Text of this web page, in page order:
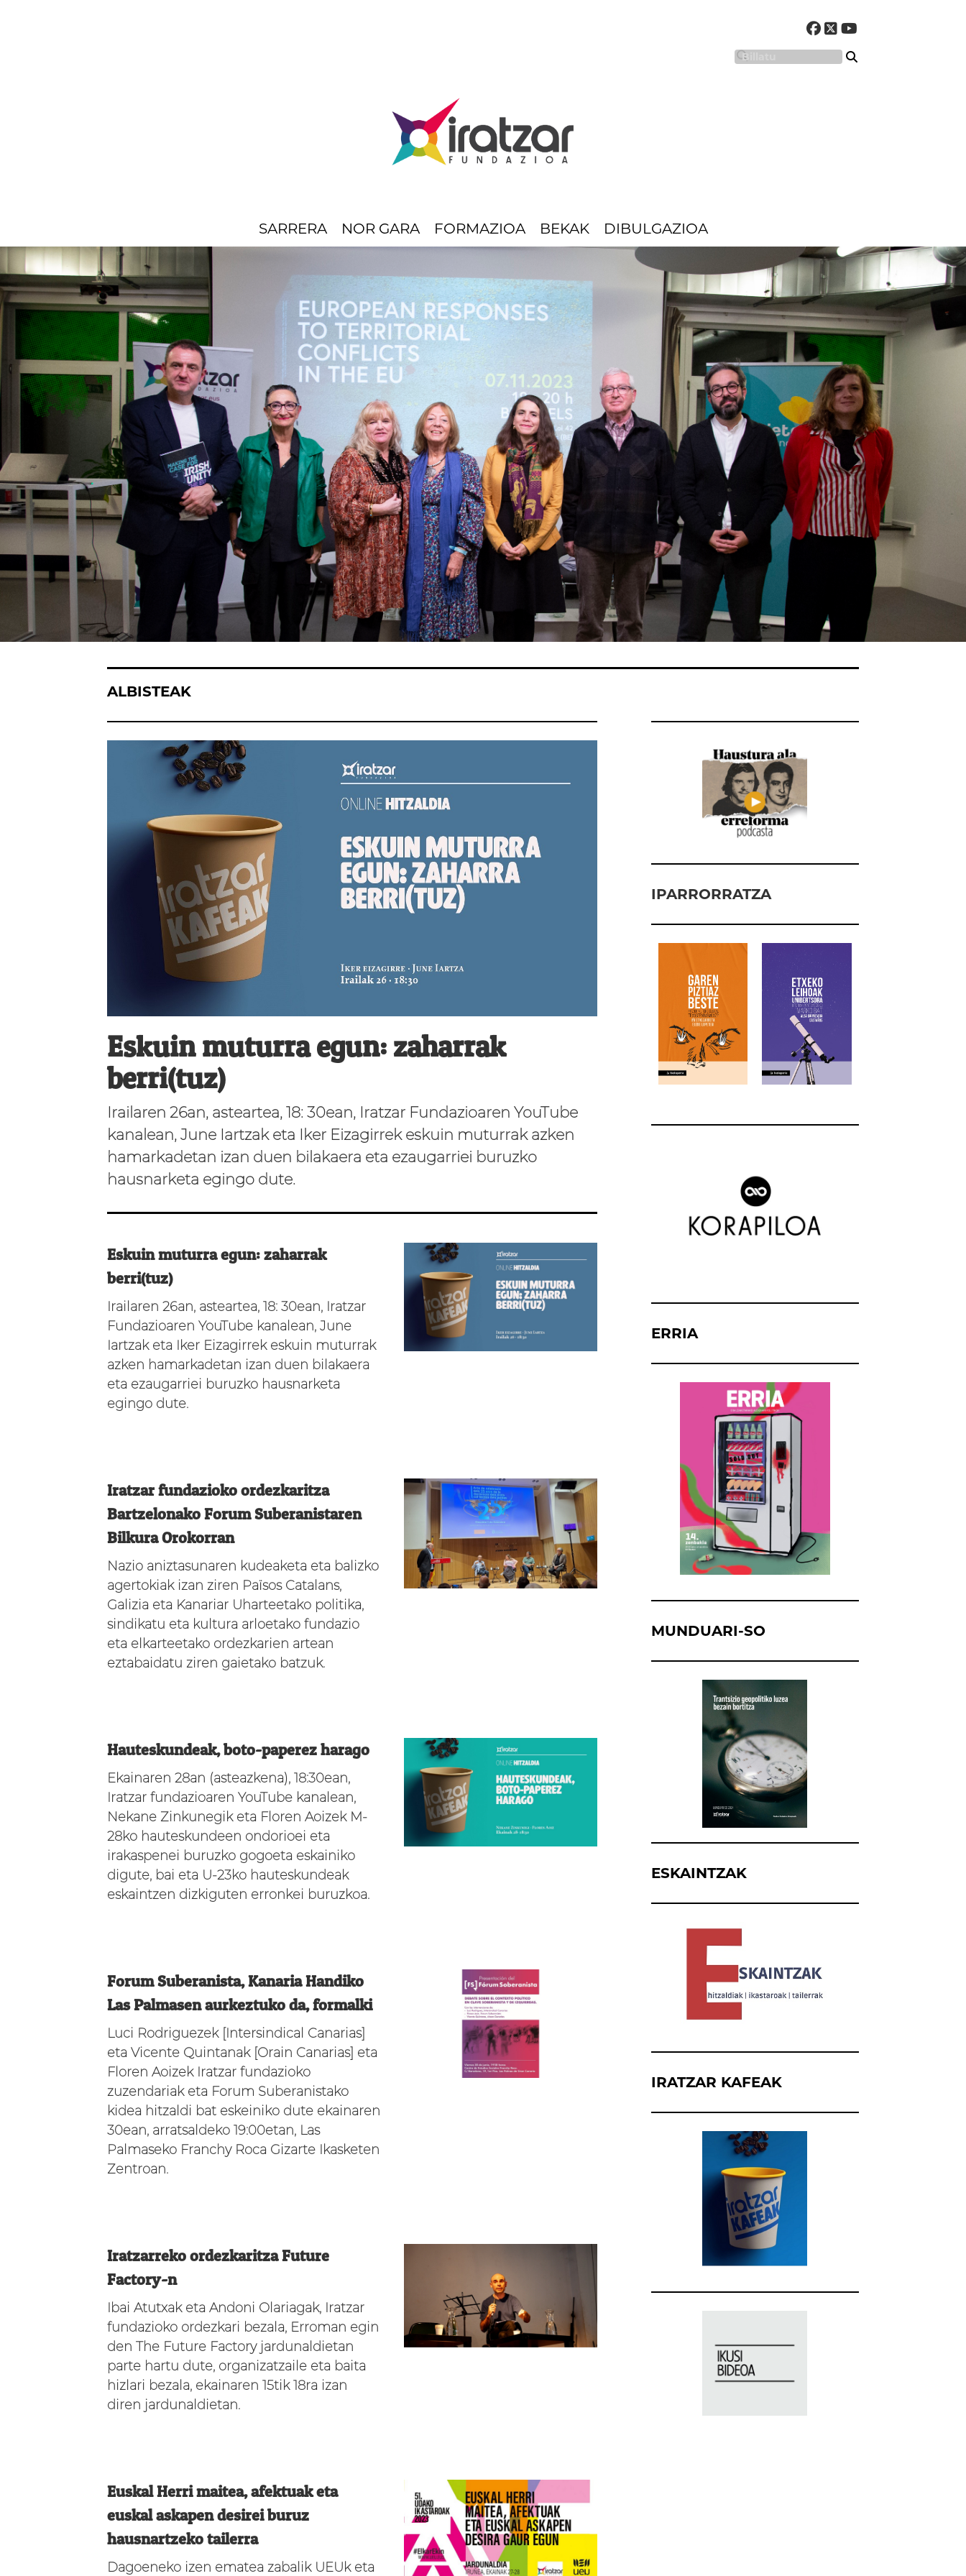
SARRERA NOR GARA FORMAZIOA BEKAK DIBULGAZIOA
ALBISTEAK
Eskuin muturra egun: zaharrak
berri(tuz)
Irailaren 26an, asteartea, 18: 30ean, Iratzar Fundazioaren YouTube
kanalean, June Iartzak eta Iker Eizagirrek eskuin muturrak azken
hamarkadetan izan duen bilakaera eta ezaugarriei buruzko
hausnarketa egingo dute.
Eskuin muturra egun: zaharrak
berri(tuz)
Irailaren 26an, asteartea, 18: 30ean, Iratzar
Fundazioaren YouTube kanalean, June
Iartzak eta Iker Eizagirrek eskuin muturrak
azken hamarkadetan izan duen bilakaera
eta ezaugarriei buruzko hausnarketa
egingo dute.
Iratzar fundazioko ordezkaritza
Bartzelonako Forum Suberanistaren
Bilkura Orokorran
Nazio aniztasunaren kudeaketa eta balizko
agertokiak izan ziren Països Catalans,
Galizia eta Kanariar Uharteetako politika,
sindikatu eta kultura arloetako fundazio
eta elkarteetako ordezkarien artean
eztabaidatu ziren gaietako batzuk.
Hauteskundeak, boto-paperez harago
Ekainaren 28an (asteazkena), 18:30ean,
Iratzar fundazioaren YouTube kanalean,
Nekane Zinkunegik eta Floren Aoizek M-
28ko hauteskundeen ondorioei eta
irakaspenei buruzko gogoeta eskainiko
digute, bai eta U-23ko hauteskundeak
eskaintzen dizkiguten erronkei buruzkoa.
Forum Suberanista, Kanaria Handiko
Las Palmasen aurkeztuko da, formalki
Luci Rodriguezek [Intersindical Canarias]
eta Vicente Quintanak [Orain Canarias] eta
Floren Aoizek Iratzar fundazioko
zuzendariak eta Forum Suberanistako
kidea hitzaldi bat eskeiniko dute ekainaren
30ean, arratsaldeko 19:00etan, Las
Palmaseko Franchy Roca Gizarte Ikasketen
Zentroan.
Iratzarreko ordezkaritza Future
Factory-n
Ibai Atutxak eta Andoni Olariagak, Iratzar
fundazioko ordezkari bezala, Erroman egin
den The Future Factory jardunaldietan
parte hartu dute, organizatzaile eta baita
hizlari bezala, ekainaren 15tik 18ra izan
diren jardunaldietan.
Euskal Herri maitea, afektuak eta
euskal askapen desirei buruz
hausnartzeko tailerra
Dagoeneko izen ematea zabalik UEUk eta
IPARRORRATZA
ERRIA
MUNDUARI-SO
ESKAINTZAK
IRATZAR KAFEAK